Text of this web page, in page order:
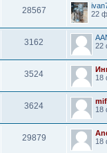
28567
22
3162
22
3524
18
3624
mif
18
29879
18